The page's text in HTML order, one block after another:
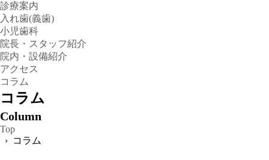
診療案内
入れ歯(義歯)
小児歯科
院長・スタッフ紹介
院内・設備紹介
アクセス
コラム
コラム
Column
Top
› コラム